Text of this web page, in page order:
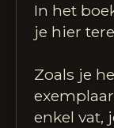
In het
je hier
Zoals je
enkel vat,